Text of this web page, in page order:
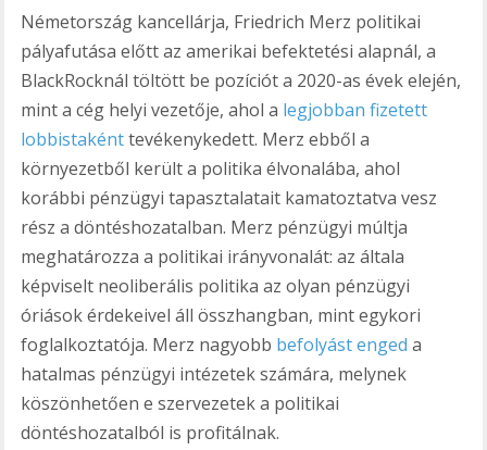
Németország kancellárja, Friedrich Merz politikai
pályafutása előtt az amerikai befektetési alapnál, a
BlackRocknál töltött be pozíciót a 2020-as évek elején,
mint a cég helyi vezetője, ahol a legjobban fizetett
lobbistakénttevékenykedett. Merz ebből a
környezetből került a politika élvonalába, ahol
korábbi pénzügyi tapasztalatait kamatoztatva vesz
rész a döntéshozatalban. Merz pénzügyi múltja
meghatározza a politikai irányvonalát: az általa
képviselt neoliberális politika az olyan pénzügyi
óriások érdekeivel áll összhangban, mint egykori
foglalkoztatója. Merz nagyobb befolyást enged a
hatalmas pénzügyi intézetek számára, melynek
köszönhetően e szervezetek a politikai
döntéshozatalból is profitálnak.